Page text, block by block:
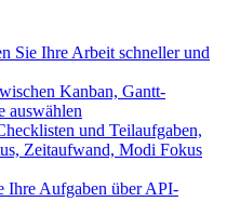
Sie Ihre Arbeit schneller und
Kanban, Gantt-
auswählen
und Teilaufgaben,
Zeitaufwand, Modi Fokus
Ihre Aufgaben über API-